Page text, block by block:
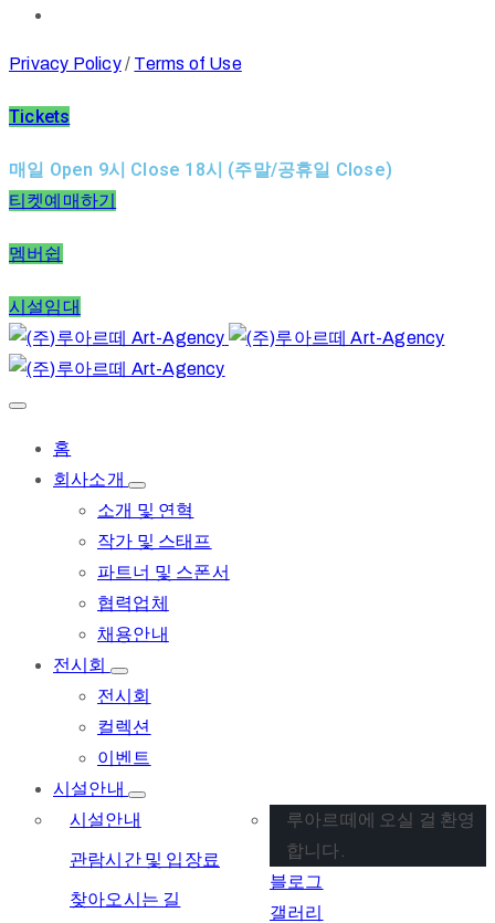
Privacy Policy/ Terms of Use
Tickets
매일 Open 9시 Close 18시 (주말/공휴일 Close)
티켓예매하기
멤버쉽
시설임대
홈
회사소개
소개 및 연혁
작가 및 스태프
파트너 및 스폰서
협력업체
채용안내
전시회
전시회
컬렉션
이벤트
시설안내
시설안내
관람시간 및 입장료
찾아오시는 길
루아르떼에 오실 걸 환영
합니다.
블로그
갤러리